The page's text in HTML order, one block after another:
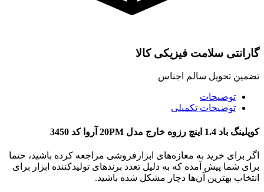
گارانتی سلامت فیزیکی کالا
تضمین تحویل سالم اجناس
توضیحات
توضیحات تکمیلی
کوپلینگ باد 1.4 اینچ رزوه خارج مدل 20PM آروا کد 3450
اگر برای خرید به مغازه‌های ابزارفروشی مراجعه کرده باشید، حتما
برای شما پیش آمده که به دلیل تعدد برندهای تولیدکننده ابزار برای
انتخاب بهترین آن‌ها دچار مشکل شده باشید.